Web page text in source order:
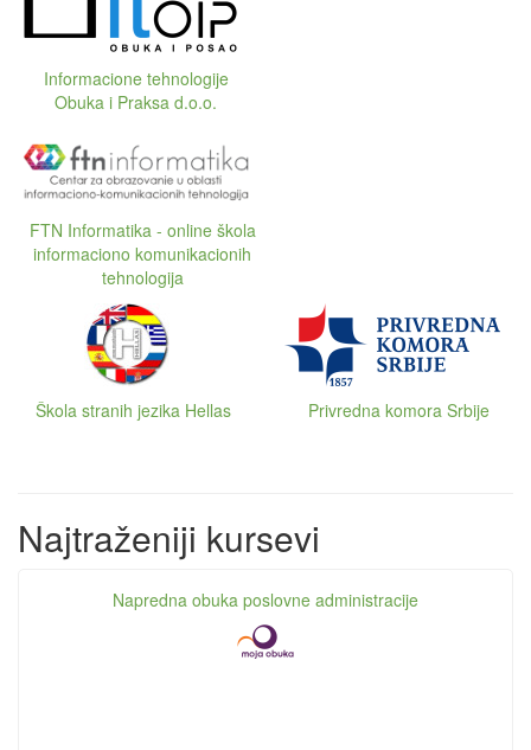
Informacione tehnologije
Obuka i Praksa d.o.o.
FTN Informatika - online škola
informaciono komunikacionih
tehnologija
Škola stranih jezika Hellas Privredna komora Srbije
Najtraženiji kursevi
Napredna obuka poslovne administracije